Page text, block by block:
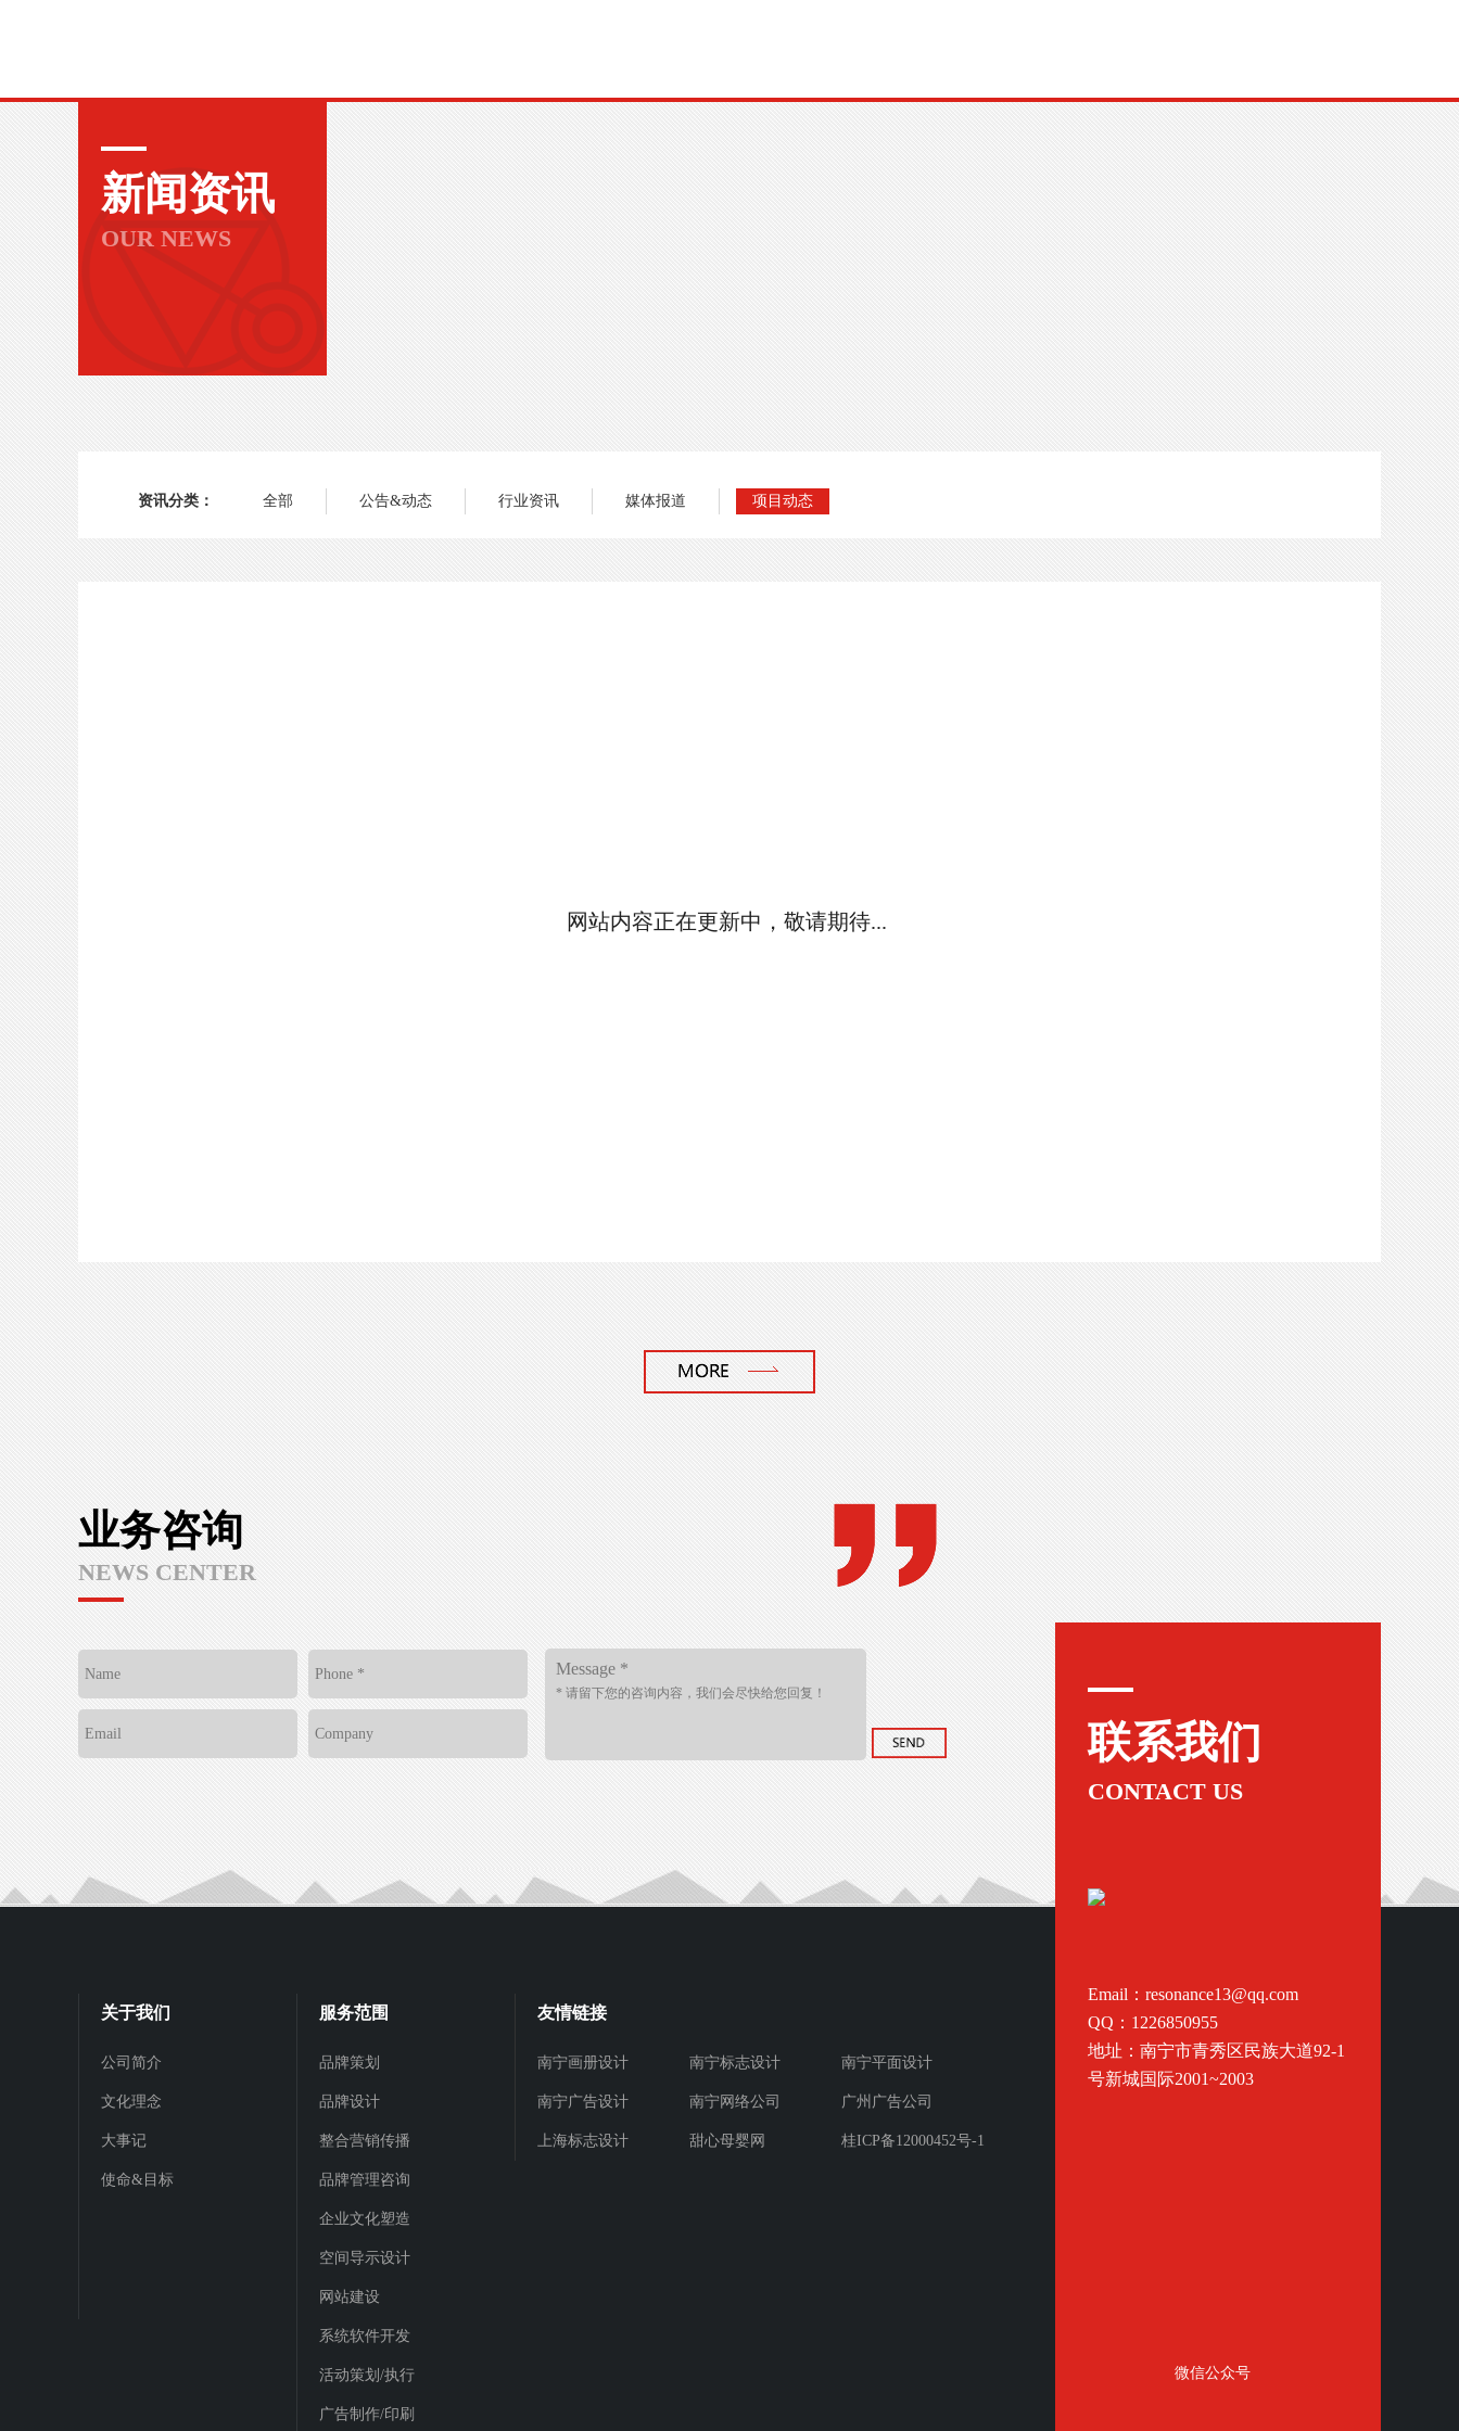
新闻资讯
OUR NEWS
资讯分类： 全部 公告&动态 行业资讯 媒体报道 项目动态
网站内容正在更新中，敬请期待...
业务咨询
NEWS CENTER
Name Phone *
Email Company
Message *
关于我们
公司简介
文化理念
大事记
使命&目标
服务范围
品牌策划
品牌设计
整合营销传播
品牌管理咨询
企业文化塑造
空间导示设计
网站建设
系统软件开发
活动策划/执行
广告制作/印刷
友情链接
南宁画册设计 南宁标志设计 南宁平面设计
南宁广告设计 南宁网络公司 广州广告公司
上海标志设计 甜心母婴网 桂ICP备12000452号-1
联系我们
CONTACT US
Email：resonance13@qq.com
QQ：1226850955
地址：南宁市青秀区民族大道92-1
号新城国际2001~2003
微信公众号